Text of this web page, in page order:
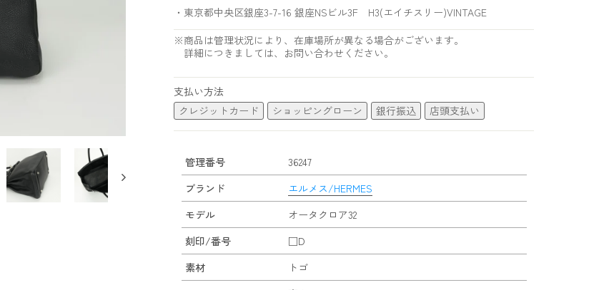
・東京都中央区銀座3-7-16 銀座NSビル3F H3(エイチスリー)VINTAGE
※商品は管理状況により、在庫場所が異なる場合がございます。
詳細につきましては、お問い合わせください。
支払い方法
クレジットカード
ショッピングローン 銀行振込 店頭支払い
管理番号
36247
ブランド
エルメス/HERMES
モデル
オータクロア32
刻印/番号
□D
素材
トゴ